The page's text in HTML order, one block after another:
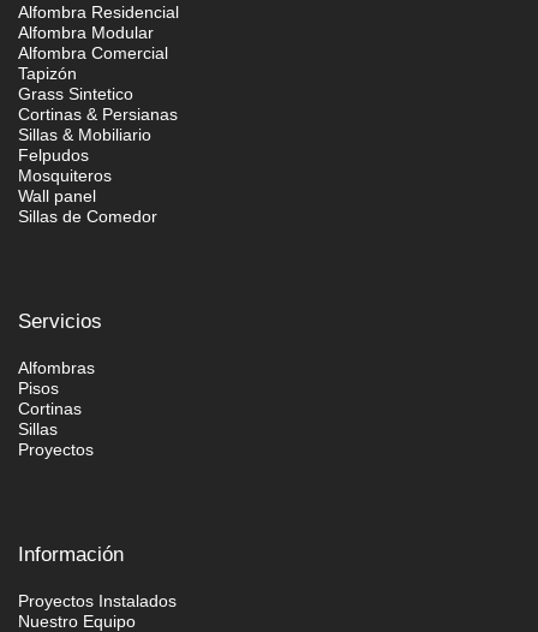
Alfombra Residencial
Alfombra Modular
Alfombra Comercial
Tapizón
Grass Sintetico
Cortinas & Persianas
Sillas & Mobiliario
Felpudos
Mosquiteros
Wall panel
Sillas de Comedor
Servicios
Alfombras
Pisos
Cortinas
Sillas
Proyectos
Información
Proyectos Instalados
Nuestro Equipo